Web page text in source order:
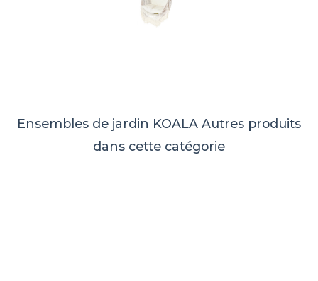
Ensembles de jardin KOALA Autres produits
dans cette catégorie